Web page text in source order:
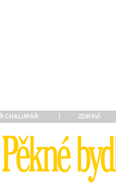
CHALUPÁŘ ZDRAVÍ